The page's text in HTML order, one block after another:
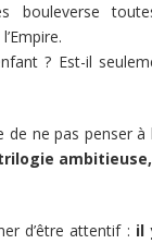
bouleverse
? Est-il
de ne pas penser
d’être attentif : il